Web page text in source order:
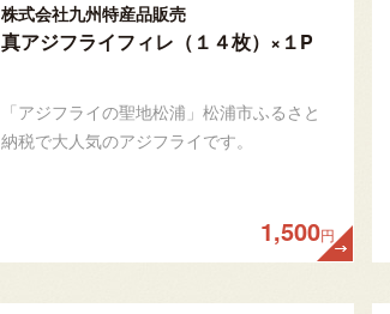
株式会社九州特産品販売
真アジフライフィレ（１４枚）×１P
「アジフライの聖地松浦」松浦市ふるさと
納税で大人気のアジフライです。
1,500円